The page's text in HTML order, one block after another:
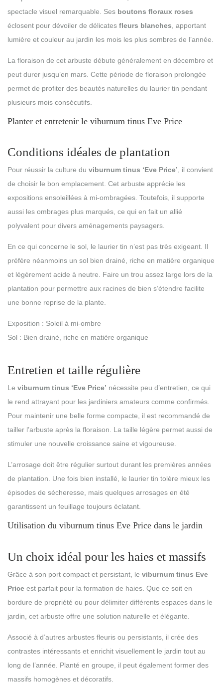
spectacle visuel remarquable. Ses boutons floraux roses
éclosent pour dévoiler de délicates fleurs blanches , apportant
lumière et couleur au jardin les mois les plus sombres de l’année.
La floraison de cet arbuste débute généralement en décembre et
peut durer jusqu’en mars. Cette période de floraison prolongée
permet de profiter des beautés naturelles du laurier tin pendant
plusieurs mois consécutifs.
Planter et entretenir le viburnum tinus Eve Price
Conditions idéales de plantation
Pour réussir la culture du viburnum tinus ‘Eve Price’, il convient
de choisir le bon emplacement. Cet arbuste apprécie les
expositions ensoleillées à mi-ombragées. Toutefois, il supporte
aussi les ombrages plus marqués, ce qui en fait un allié
polyvalent pour divers aménagements paysagers.
En ce qui concerne le sol, le laurier tin n’est pas très exigeant. Il
préfère néanmoins un sol bien drainé, riche en matière organique
et légèrement acide à neutre. Faire un trou assez large lors de la
plantation pour permettre aux racines de bien s’étendre facilite
une bonne reprise de la plante.
Exposition : Soleil à mi-ombre
Sol : Bien drainé, riche en matière organique
Entretien et taille régulière
Le viburnum tinus ‘Eve Price’ nécessite peu d’entretien, ce qui
le rend attrayant pour les jardiniers amateurs comme confirmés.
Pour maintenir une belle forme compacte, il est recommandé de
tailler l’arbuste après la floraison. La taille légère permet aussi de
stimuler une nouvelle croissance saine et vigoureuse.
L’arrosage doit être régulier surtout durant les premières années
de plantation. Une fois bien installé, le laurier tin tolère mieux les
épisodes de sécheresse, mais quelques arrosages en été
garantissent un feuillage toujours éclatant.
Utilisation du viburnum tinus Eve Price dans le jardin
Un choix idéal pour les haies et massifs
Grâce à son port compact et persistant, le viburnum tinus Eve
Price est parfait pour la formation de haies. Que ce soit en
bordure de propriété ou pour délimiter différents espaces dans le
jardin, cet arbuste offre une solution naturelle et élégante.
Associé à d’autres arbustes fleuris ou persistants, il crée des
contrastes intéressants et enrichit visuellement le jardin tout au
long de l’année. Planté en groupe, il peut également former des
massifs homogènes et décoratifs.